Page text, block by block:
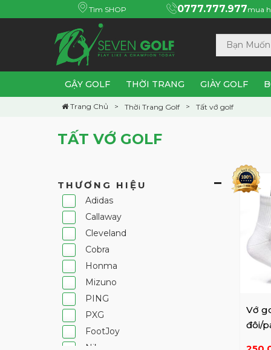
Tìm SHOP 0777.777.977mua
GẬY GOLF THỜI TRANG GIÀY GOLF
Trang Chủ Thời Trang Golf Tất vớ golf
TẤT VỚ GOLF
THƯƠNG HIỆU
Adidas
Callaway
Cleveland
Cobra
Honma
Mizuno
PING
PXG
FootJoy
Vớ
đôi/